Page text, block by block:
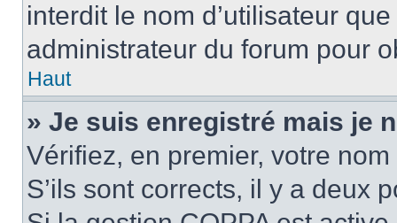
interdit le nom d’utilisateur
administrateur du forum pour
Haut
» Je suis enregistré mais je
Vérifiez, en premier, votre
S’ils sont corrects, il y a deux